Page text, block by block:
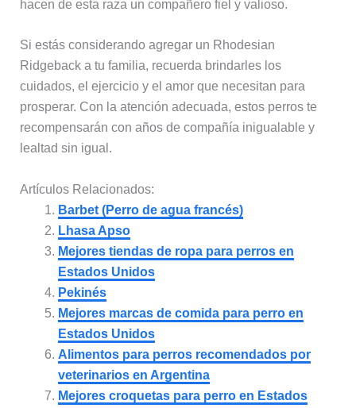
hacen de esta raza un compañero fiel y valioso.
Si estás considerando agregar un Rhodesian
Ridgeback a tu familia, recuerda brindarles los
cuidados, el ejercicio y el amor que necesitan para
prosperar. Con la atención adecuada, estos perros te
recompensarán con años de compañía inigualable y
lealtad sin igual.
Artículos Relacionados:
Barbet (Perro de agua francés)
Lhasa Apso
Mejores tiendas de ropa para perros en
Estados Unidos
Pekinés
Mejores marcas de comida para perro en
Estados Unidos
Alimentos para perros recomendados por
veterinarios en Argentina
Mejores croquetas para perro en Estados